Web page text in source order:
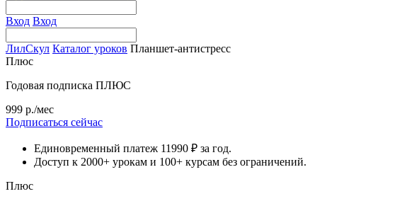
Вход Вход
ЛилСкул Каталог уроков Планшет-антистресс
Плюс
Годовая подписка ПЛЮС
999 р./мес
Подписаться сейчас
Единовременный платеж 11990 ₽ за год.
Доступ к 2000+ урокам и 100+ курсам без ограничений.
Плюс